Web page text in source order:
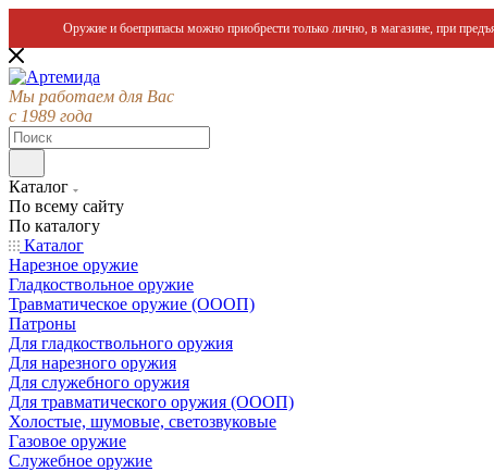
Оружие и боеприпасы можно приобрести только лично, в магазине, при
Мы работаем для Вас
с 1989 года
Каталог
По всему сайту
По каталогу
Каталог
Нарезное оружие
Гладкоствольное оружие
Травматическое оружие (ОООП)
Патроны
Для гладкоствольного оружия
Для нарезного оружия
Для служебного оружия
Для травматического оружия (ОООП)
Холостые, шумовые, светозвуковые
Газовое оружие
Служебное оружие